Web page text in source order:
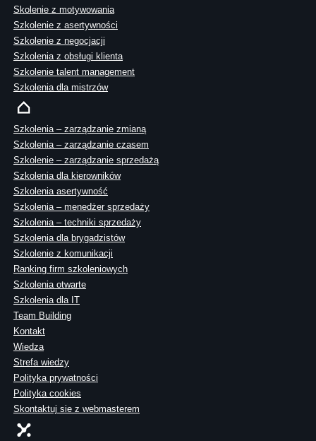
Skolenie z motywowania
Szkolenie z asertywności
Szkolenie z negocjacji
Szkolenia z obsługi klienta
Szkolenie talent management
Szkolenia dla mistrzów
Szkolenia – zarządzanie zmianą
Szkolenia – zarządzanie czasem
Szkolenie – zarządzanie sprzedażą
Szkolenia dla kierowników
Szkolenia asertywność
Szkolenia – menedżer sprzedaży
Szkolenia – techniki sprzedaży
Szkolenia dla brygadzistów
Szkolenie z komunikacji
Ranking firm szkoleniowych
Szkolenia otwarte
Szkolenia dla IT
Team Building
Kontakt
Wiedza
Strefa wiedzy
Polityka prywatności
Polityka cookies
Skontaktuj sie z webmasterem